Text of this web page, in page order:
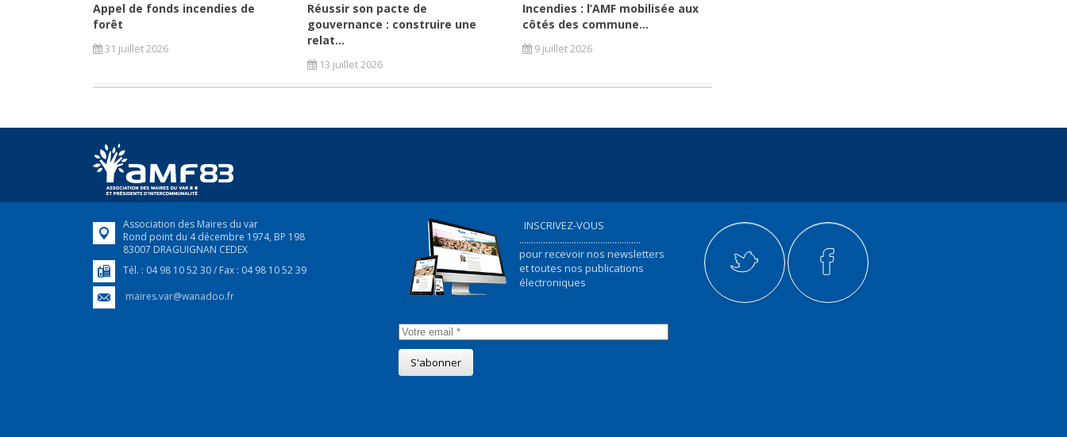
Appel de fonds incendies de
forêt
31 juillet 2026
Réussir son pacte de
gouvernance : construire une
relat...
13 juillet 2026
Incendies : l’AMF mobilisée aux
côtés des commune...
9 juillet 2026
Association des Maires du var
Rond point du 4 décembre 1974, BP 198
83007 DRAGUIGNAN CEDEX
Tél. : 04 98 10 52 30 / Fax : 04 98 10 52 39
maires.var@wanadoo.fr
INSCRIVEZ-VOUS
...................................................
pour recevoir nos newsletters
et toutes nos publications
électroniques